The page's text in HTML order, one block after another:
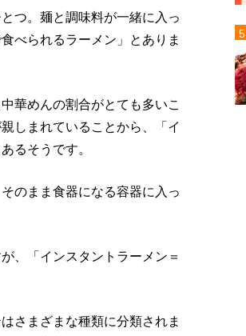
つ。麺と調味料が一緒に入っ
べられるラーメン」とありま
華めんの割合がとても多いこ
しまれていることから、「イ
るそうです。
のまま食器になる容器に入っ
、「インスタントラーメン＝
さまざまな種類に分類されま